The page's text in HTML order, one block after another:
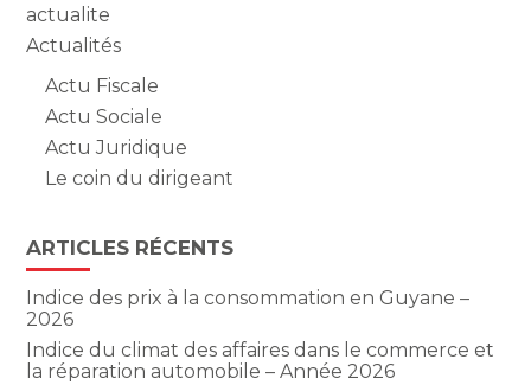
actualite
Actualités
Actu Fiscale
Actu Sociale
Actu Juridique
Le coin du dirigeant
ARTICLES RÉCENTS
Indice des prix à la consommation en Guyane –
2026
Indice du climat des affaires dans le commerce et
la réparation automobile – Année 2026